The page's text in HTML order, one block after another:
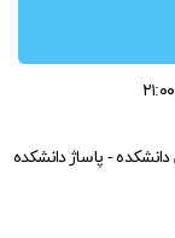
دانشکده - پاساژ دانشکده